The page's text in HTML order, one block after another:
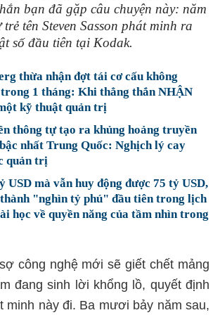
bạn đã gặp câu chuyện này: năm
trẻ tên Steven Sasson phát minh ra
số đầu tiên tại Kodak.
thừa nhận đợt tái cơ cấu không
1 tháng: Khi thẳng thắn NHẬN
kỹ thuật quản trị
thông tự tạo ra khủng hoảng truyền
nhất Trung Quốc: Nghịch lý cay
quản trị
USD mà vẫn huy động được 75 tỷ USD,
"nghìn tỷ phú" đầu tiên trong lịch
học về quyền năng của tầm nhìn trong
công nghệ mới sẽ giết chết mảng
đang sinh lời khổng lồ, quyết định
minh này đi. Ba mươi bảy năm sau,